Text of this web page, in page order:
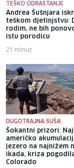
TEŠKO ODRASTANJE
Andrea Šušnjara
teškom djetinjstvu:
rodim, ne bih
istu porodicu
21 minut
DUGOTRAJNA SUŠA
Šokantni prizori:
američko
jezero na najnižem
ikada, kriza
Colorado